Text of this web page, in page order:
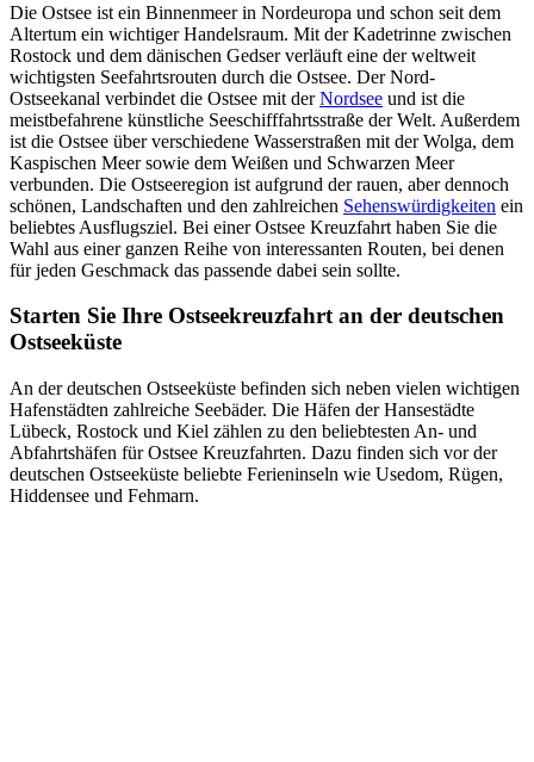
Die Ostsee ist ein Binnenmeer in Nordeuropa und schon seit dem
Altertum ein wichtiger Handelsraum. Mit der Kadetrinne zwischen
Rostock und dem dänischen Gedser verläuft eine der weltweit
wichtigsten Seefahrtsrouten durch die Ostsee. Der Nord-
Ostseekanal verbindet die Ostsee mit derNordsee und ist die
meistbefahrene künstliche Seeschifffahrtsstraße der Welt. Außerdem
ist die Ostsee über verschiedene Wasserstraßen mit der Wolga, dem
Kaspischen Meer sowie dem Weißen und Schwarzen Meer
verbunden. Die Ostseeregion ist aufgrund der rauen, aber dennoch
schönen, Landschaften und den zahlreichen Sehenswürdigkeiten ein
beliebtes Ausflugsziel. Bei einer Ostsee Kreuzfahrt haben Sie die
Wahl aus einer ganzen Reihe von interessanten Routen, bei denen
für jeden Geschmack das passende dabei sein sollte.
Starten Sie Ihre Ostseekreuzfahrt an der deutschen
Ostseeküste
An der deutschen Ostseeküste befinden sich neben vielen wichtigen
Hafenstädten zahlreiche Seebäder. Die Häfen der Hansestädte
Lübeck, Rostock und Kiel zählen zu den beliebtesten An- und
Abfahrtshäfen für Ostsee Kreuzfahrten. Dazu finden sich vor der
deutschen Ostseeküste beliebte Ferieninseln wie Usedom, Rügen,
Hiddensee und Fehmarn.